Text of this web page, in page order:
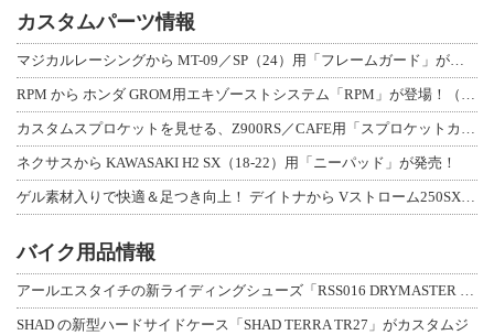
カスタムパーツ情報
マジカルレーシングから MT-09／SP（24）用「フレームガード」が登場！
RPM から ホンダ GROM用エキゾーストシステム「RPM」が登場！（動画あり
カスタムスプロケットを見せる、Z900RS／CAFE用「スプロケットカバーフルキ
ネクサスから KAWASAKI H2 SX（18-22）用「ニーパッド」が発売！
ゲル素材入りで快適＆足つき向上！ デイトナから Vストローム250SX用「快適ロ
バイク用品情報
アールエスタイチの新ライディングシューズ「RSS016 DRYMASTER スト
SHAD の新型ハードサイドケース「SHAD TERRA TR27」がカスタムジ